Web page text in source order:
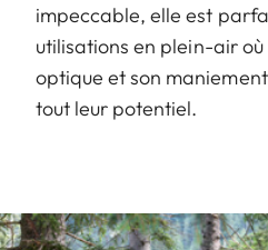
impeccable, elle est
utilisations en plein-air où
optique et son
tout leur potentiel.